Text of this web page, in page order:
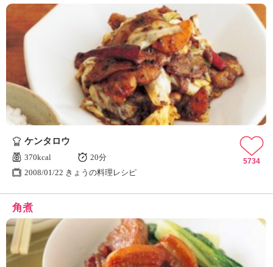
ケンタロウ
370kcal
20分
2008/01/22 きょうの料理レシピ
5734
角煮